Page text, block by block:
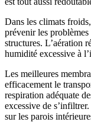
Dans les climats
prévenir les
structures. L’aération
humidité excessive à
Les meilleures
efficacement le
respiration adéquate
excessive de
sur les parois